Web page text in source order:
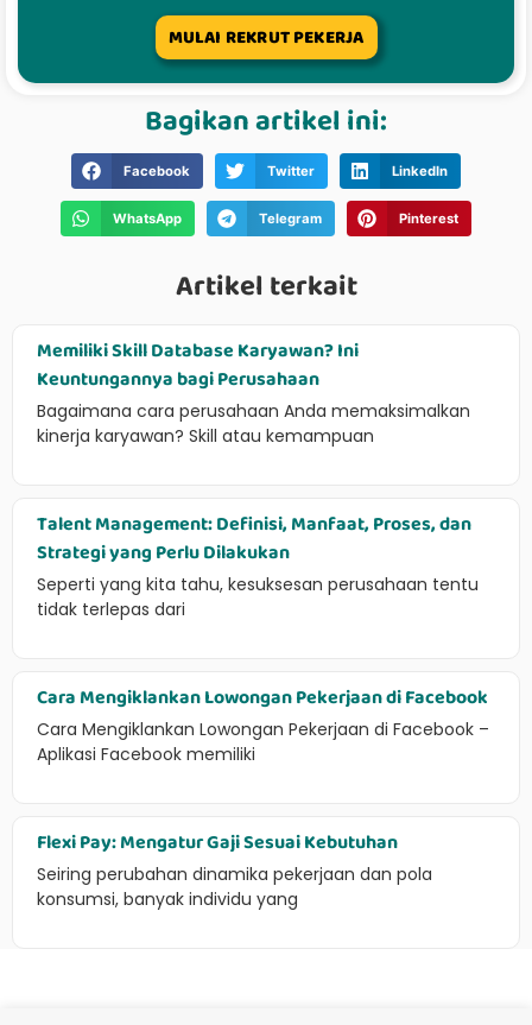
MULAI REKRUT PEKERJA
Bagikan artikel ini:
Facebook Twitter LinkedIn
WhatsApp Telegram Pinterest
Artikel terkait
Memiliki Skill Database Karyawan? Ini
Keuntungannya bagi Perusahaan
Bagaimana cara perusahaan Anda memaksimalkan
kinerja karyawan? Skill atau kemampuan
Talent Management: Definisi, Manfaat, Proses, dan
Strategi yang Perlu Dilakukan
Seperti yang kita tahu, kesuksesan perusahaan tentu
tidak terlepas dari
Cara Mengiklankan Lowongan Pekerjaan di Facebook
Cara Mengiklankan Lowongan Pekerjaan di Facebook –
Aplikasi Facebook memiliki
Flexi Pay: Mengatur Gaji Sesuai Kebutuhan
Seiring perubahan dinamika pekerjaan dan pola
konsumsi, banyak individu yang